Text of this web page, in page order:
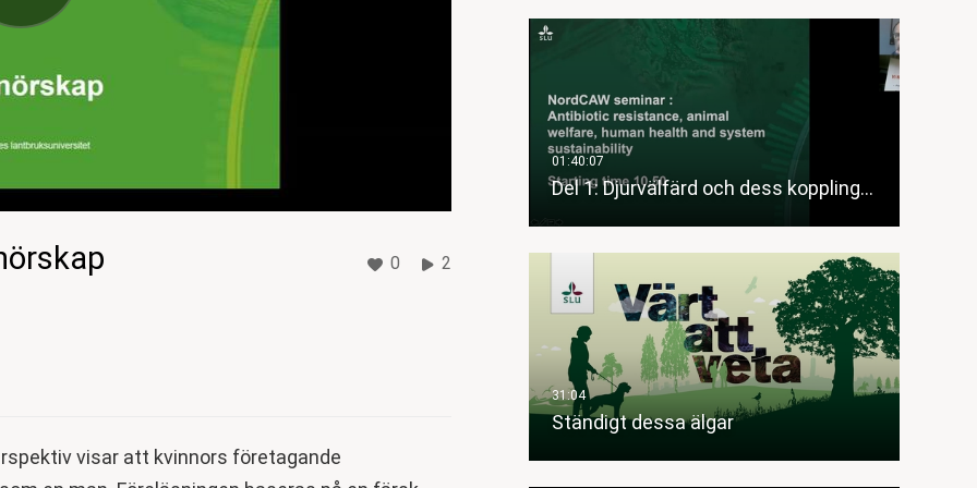
0 2
Del 1: Djurvälfärd och dess koppling…
Ständigt dessa älgar
visar att kvinnors företagande